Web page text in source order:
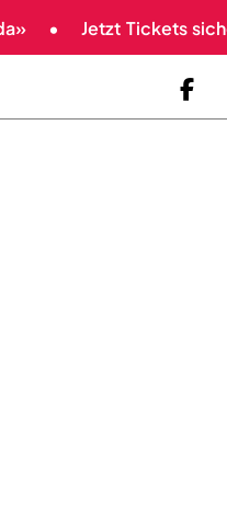
Jetzt Tickets
